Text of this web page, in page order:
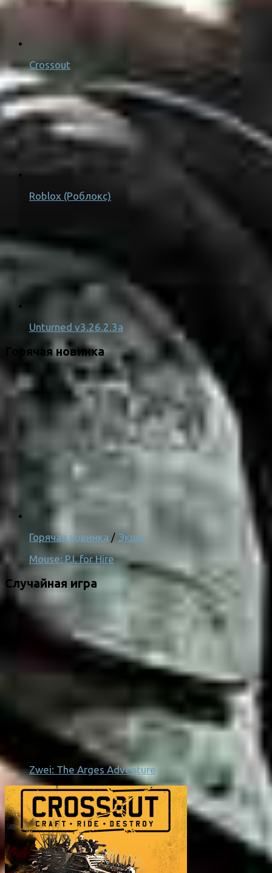
Crossout
Roblox (Роблокс)
Unturned v3.26.2.3a
Горячая новинка
Горячая новинка / Экшн
Mouse: P.I. for Hire
Случайная игра
Zwei: The Arges Adventure